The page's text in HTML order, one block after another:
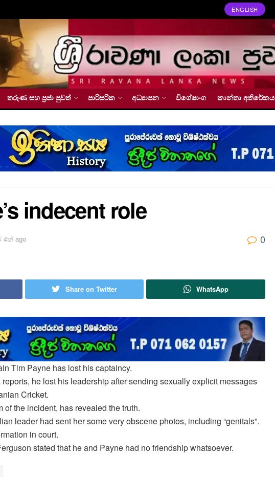
ENGLISH
තරුණ සහ ප්‍රජා පුවත් පාරිසරික අධ්‍යාපන විශේෂාංග කාන්තා අතිරේකය
indecent role
4ක් ago 0
Share on Twitter WhatsApp
Tim Payne has lost his captaincy.
he lost his leadership after sending sexually explicit messages
Cricket.
of the incident, has revealed the truth.
leader had sent her some very obscene photos, including “genitals”.
in court.
stated that he and Payne had no friendship whatsoever.